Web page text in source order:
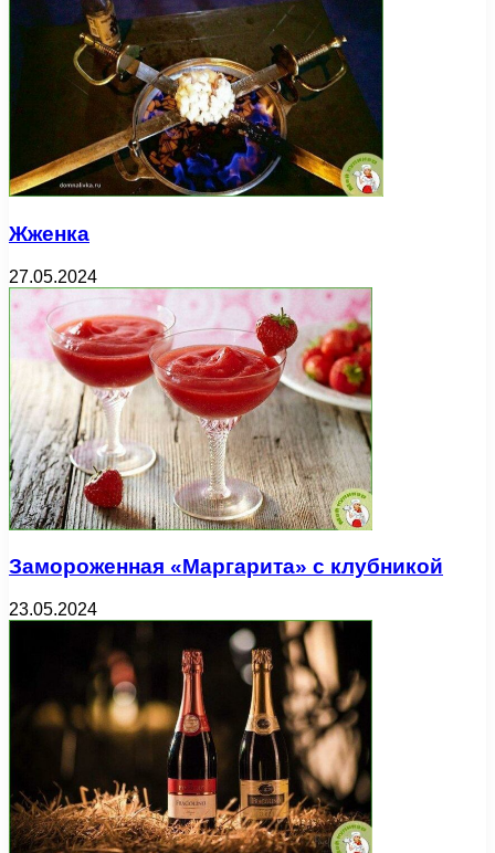
Жженка
27.05.2024
Замороженная «Маргарита» с клубникой
23.05.2024